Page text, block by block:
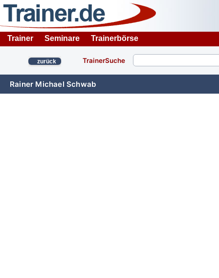
Trainer Seminare Trainerbörse
zurück TrainerSuche
Rainer Michael Schwab